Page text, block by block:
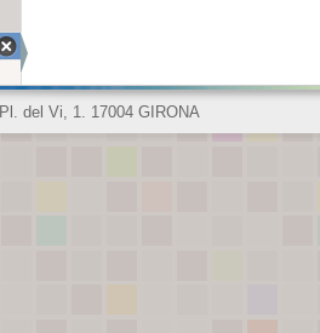
Pl. del Vi, 1. 17004 GIRONA